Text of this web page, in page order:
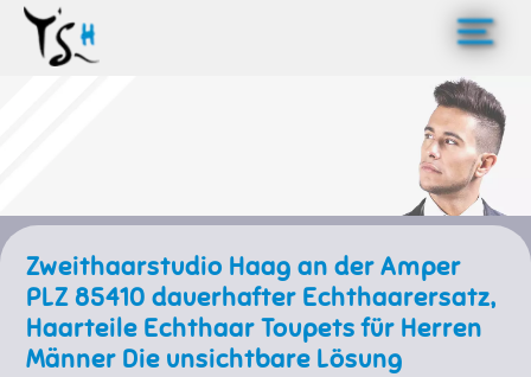
>
Zweithaarstudio Haag an der Amper
PLZ 85410 dauerhafter Echthaarersatz,
Haarteile Echthaar Toupets für Herren
Männer Die unsichtbare Lösung